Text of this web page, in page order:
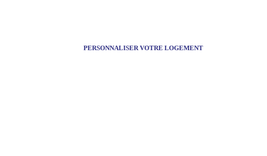
PERSONNALISER VOTRE LOGEMENT